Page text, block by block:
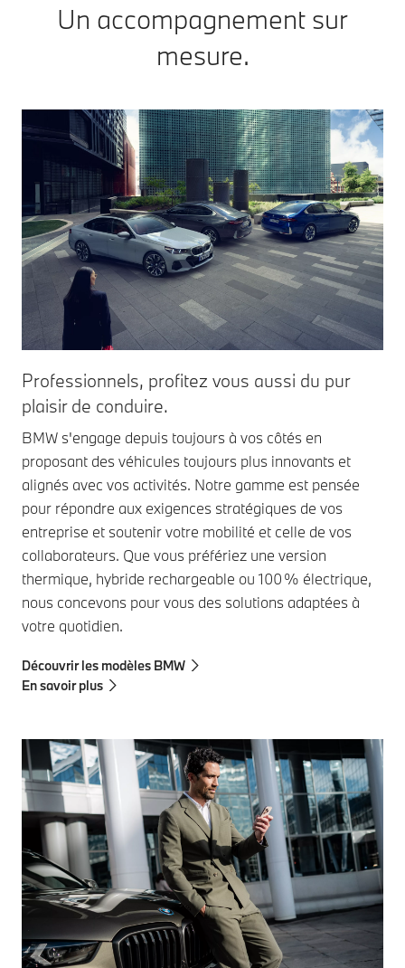
Un accompagnement sur
mesure.
Professionnels, profitez vous aussi du pur
plaisir de conduire.
BMW s'engage depuis toujours à vos côtés en
proposant des véhicules toujours plus innovants et
alignés avec vos activités. Notre gamme est pensée
pour répondre aux exigences stratégiques de vos
entreprise et soutenir votre mobilité et celle de vos
collaborateurs. Que vous préfériez une version
thermique, hybride rechargeable ou 100 % électrique,
nous concevons pour vous des solutions adaptées à
votre quotidien.
Découvrir les modèles BMW
En savoir plus